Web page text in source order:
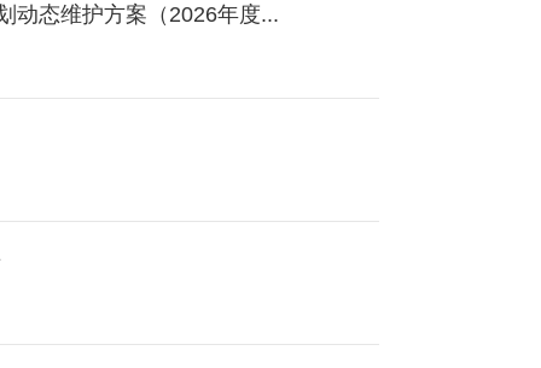
动态维护方案（2026年度...